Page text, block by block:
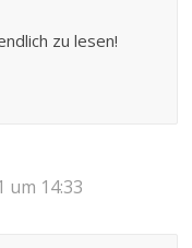
zu lesen!
um 14:33